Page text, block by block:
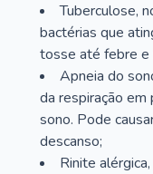
Tuberculose,
bactérias que
tosse até febre e
Apneia do
da respiração
sono. Pode
descanso;
Rinite